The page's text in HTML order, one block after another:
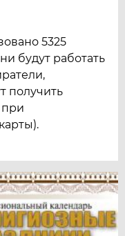
5325
будут работать
получить
при